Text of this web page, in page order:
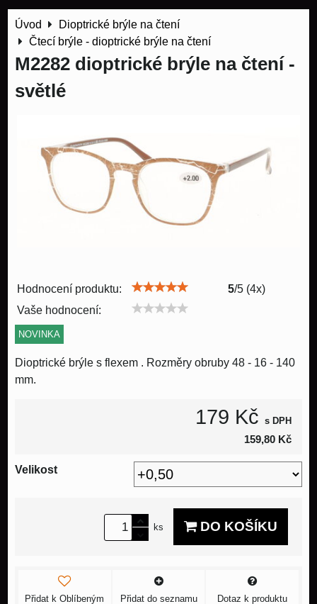
Úvod
Dioptrické brýle na čtení
Čtecí brýle - dioptrické brýle na čtení
M2282 dioptrické brýle na čtení -
světlé
Hodnocení produktu: 5/5 (4x)
Vaše hodnocení:
NOVINKA
Dioptrické brýle s flexem . Rozměry obruby 48 - 16 - 140
mm.
179 Kč s DPH
159,80 Kč
Velikost
ks DO KOŠÍKU
Přidat k Oblíbeným Přidat do seznamu Dotaz k produktu